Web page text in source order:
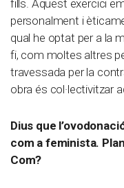
fills. Aquest exercici
personalment i
qual he optat per a la
fi, com moltes altres
travessada per la
obra és col·lectivitzar
Dius que
com a feminista.
Com?